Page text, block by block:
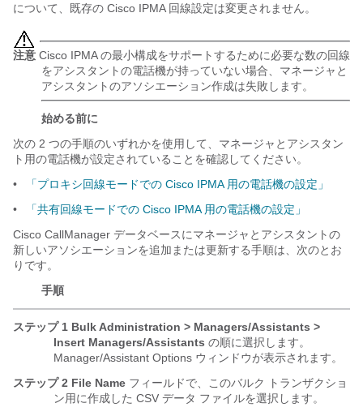
について、既存の Cisco IPMA 回線設定は変更されません。
注意 Cisco IPMA の最小構成をサポートするために必要な数の回線
をアシスタントの電話機が持っていない場合、マネージャと
アシスタントのアソシエーション作成は失敗します。
始める前に
次の 2 つの手順のいずれかを使用して、マネージャとアシスタン
ト用の電話機が設定されていることを確認してください。
•
「プロキシ回線モードでの Cisco IPMA 用の電話機の設定」
•
「共有回線モードでの Cisco IPMA 用の電話機の設定」
Cisco CallManager データベースにマネージャとアシスタントの
新しいアソシエーションを追加または更新する手順は、次のとお
りです。
手順
ステップ 1 Bulk Administration > Managers/Assistants >
Insert Managers/Assistants の順に選択します。
Manager/Assistant Options ウィンドウが表示されます。
ステップ 2 File Name フィールドで、このバルク トランザクショ
ン用に作成した CSV データ ファイルを選択します。